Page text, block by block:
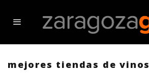
mejores tiendas de vinos